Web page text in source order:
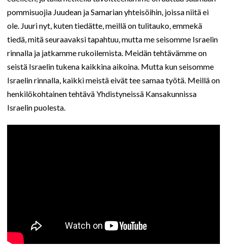
pommisuojia Juudean ja Samarian yhteisöihin, joissa niitä ei
ole. Juuri nyt, kuten tiedätte, meillä on tulitauko, emmekä
tiedä, mitä seuraavaksi tapahtuu, mutta me seisomme Israelin
rinnalla ja jatkamme rukoilemista. Meidän tehtävämme on
seistä Israelin tukena kaikkina aikoina. Mutta kun seisomme
Israelin rinnalla, kaikki meistä eivät tee samaa työtä. Meillä on
henkilökohtainen tehtävä Yhdistyneissä Kansakunnissa
Israelin puolesta.